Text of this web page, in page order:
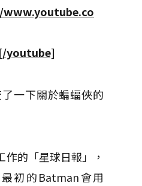
youtube]
一下關於蝙蝠俠的
作的「星球日報」，
最初的Batman會用